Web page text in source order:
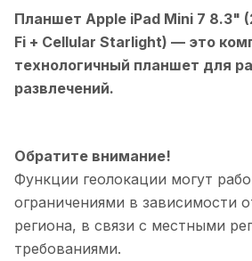
Планшет Apple iPad Mini 7 8.3"
Fi + Cellular Starlight) — это
технологичный планшет для
развлечений.
Обратите внимание!
Функции геолокации могут
ограничениями в зависимости
региона, в связи с местными
требованиями.